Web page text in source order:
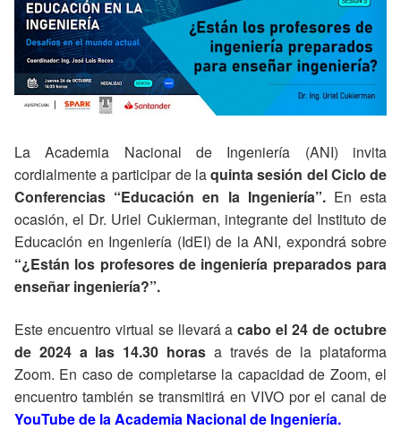
La Academia Nacional de Ingeniería (ANI) invita
cordialmente a participar de laquinta sesión del Ciclo de
Conferencias “Educación en la Ingeniería”.En esta
ocasión, el Dr. Uriel Cukierman, integrante del Instituto de
Educación en Ingeniería (IdEI) de la ANI, expondrá sobre
“¿Están los profesores de ingeniería preparados para
enseñar ingeniería?”.
Este encuentro virtual se llevará acabo el 24 de octubre
de 2024 a las 14.30 horas a través de la plataforma
Zoom. En caso de completarse la capacidad de Zoom, el
encuentro también se transmitirá en VIVO por el canal de
YouTube de la Academia Nacional de Ingeniería.